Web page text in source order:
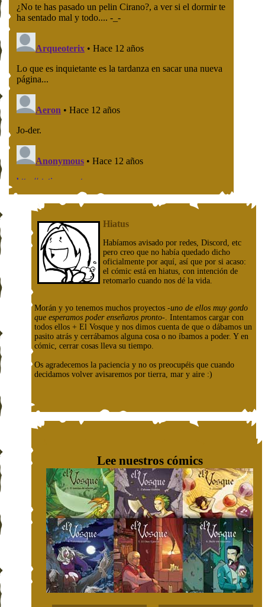
Hiatus
Habíamos avisado por redes, Discord, etc
pero creo que no había quedado dicho
oficialmente por aquí, así que por si acaso:
el cómic está en hiatus, con intención de
retomarlo cuando nos dé la vida.
Morán y yo tenemos muchos proyectos -uno de ellos muy gordo
que esperamos poder enseñaros pronto- . Intentamos cargar con
todos ellos + El Vosque y nos dimos cuenta de que o dábamos un
pasito atrás y cerrábamos alguna cosa o no íbamos a poder. Y en
cómic, cerrar cosas lleva su tiempo.
Os agradecemos la paciencia y no os preocupéis que cuando
decidamos volver avisaremos por tierra, mar y aire :)
Lee nuestros cómics